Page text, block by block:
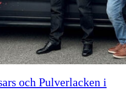
och Pulverlacken i